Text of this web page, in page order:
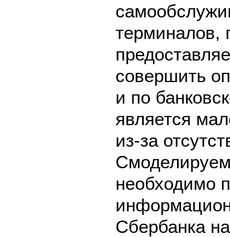
терминалов,
совершить
и по
является
из-за
необходимо
Сбербанка